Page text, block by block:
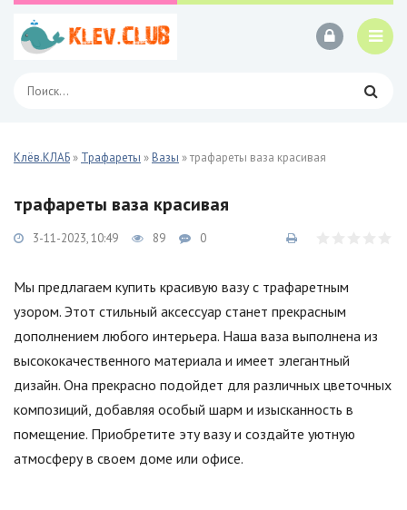
Клёв.КЛАБ » Трафареты »Вазы » трафареты ваза красивая
трафареты ваза красивая
3-11-2023, 10:49 89 0
Мы предлагаем купить красивую вазу с трафаретным
узором. Этот стильный аксессуар станет прекрасным
дополнением любого интерьера. Наша ваза выполнена из
высококачественного материала и имеет элегантный
дизайн. Она прекрасно подойдет для различных цветочных
композиций, добавляя особый шарм и изысканность в
помещение. Приобретите эту вазу и создайте уютную
атмосферу в своем доме или офисе.